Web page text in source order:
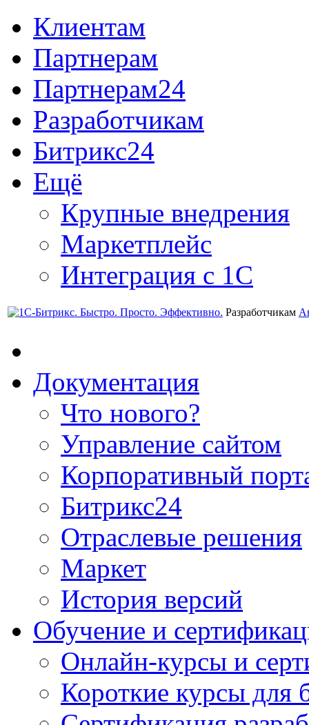
Клиентам
Партнерам
Партнерам24
Разработчикам
Битрикс24
Ещё
Крупные внедрения
Маркетплейс
Интеграция с 1С
Разработчикам
Документация
Что нового?
Управление сайтом
Корпоративный
Битрикс24
Отраслевые решения
Маркет
История версий
Обучение и
Онлайн-курсы и
Короткие курсы для